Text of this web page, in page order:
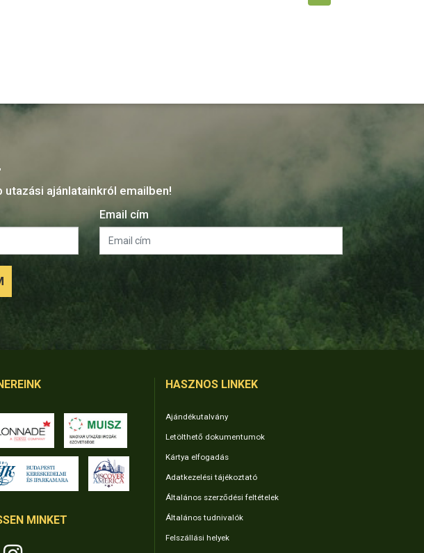
ajánlatainkról emailben!
Email cím
MINKET
HASZNOS LINKEK
Ajándékutalvány
Letölthető dokumentumok
Kártya elfogadás
Adatkezelési tájékoztató
Általános szerződési feltételek
Általános tudnivalók
Felszállási helyek